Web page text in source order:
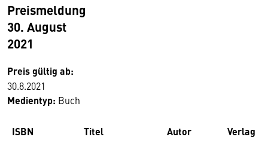
Preismeldung
30. August
2021
Preis gültig ab:
30.8.2021
Medientyp: Buch
ISBN Titel Autor Verlag